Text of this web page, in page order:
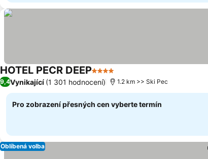
HOTEL PECR DEEP4 Počet hvězdiček
9,4Vynikající (1 301 hodnocení) 1.2 km >> Ski Pec
Pro zobrazení přesných cen vyberte termín
Oblíbená volba